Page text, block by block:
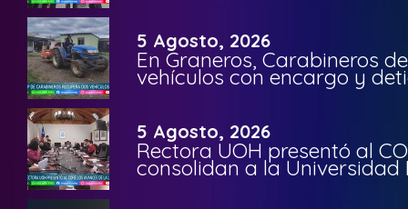
5 Agosto, 2026
En Graneros, Carabineros
vehículos con encargo y
5 Agosto, 2026
Rectora UOH presentó al
consolidan a la Universidad